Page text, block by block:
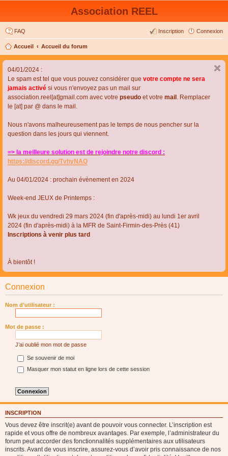
Association REEL
FAQ Connexion
Inscription
Accueil Accueil du forum
04/01/2024 :
Le spam est tel que vous pouvez considérer que votre compte ne sera
jamais activé si vous n'envoyez pas un mail sur
association.reel[at]gmail.com avec votre pseudo et votre mail . Remplacer
le [at] par @ dans le mail.
Nous n'avons malheureusement pas le temps de nous pencher sur la
question dans les jours qui viennent.
=> la meilleure solution est de rejoindre notre discord :
https://discord.gg/TvhyNAQ
Au 04/01/2024 : prochain évènement en 2024
Week-end JEUX de Printemps :
Wk jeux du vendredi 29 mars 2024 (fin d'après-midi) au lundi 1er avril
2024 (fin d'après-midi) à la MFR de Saint-Firmin-des-Près (41)
Inscriptions à venir plus tard
À bientôt !
Connexion
Nom d’utilisateur :
Mot de passe :
J’ai oublié mon mot de passe
Se souvenir de moi
Masquer mon statut en ligne lors de cette session
INSCRIPTION
Vous devez être inscrit(e) avant de pouvoir vous connecter. L’inscription est
rapide et vous offre de nombreux avantages. Par exemple, l’administrateur du
forum peut accorder des fonctionnalités supplémentaires aux utilisateurs
inscrits. Avant de vous inscrire, assurez-vous d’avoir pris connaissance de nos